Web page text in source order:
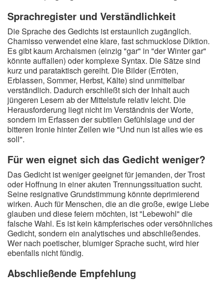
Sprachregister und Verständlichkeit
Die Sprache des Gedichts ist erstaunlich zugänglich.
Chamisso verwendet eine klare, fast schmucklose Diktion.
Es gibt kaum Archaismen (einzig "gar" in "der Winter gar"
könnte auffallen) oder komplexe Syntax. Die Sätze sind
kurz und parataktisch gereiht. Die Bilder (Erröten,
Erblassen, Sommer, Herbst, Kälte) sind unmittelbar
verständlich. Dadurch erschließt sich der Inhalt auch
jüngeren Lesern ab der Mittelstufe relativ leicht. Die
Herausforderung liegt nicht im Verständnis der Worte,
sondern im Erfassen der subtilen Gefühlslage und der
bitteren Ironie hinter Zeilen wie "Und nun ist alles wie es
soll".
Für wen eignet sich das Gedicht weniger?
Das Gedicht ist weniger geeignet für jemanden, der Trost
oder Hoffnung in einer akuten Trennungssituation sucht.
Seine resignative Grundstimmung könnte deprimierend
wirken. Auch für Menschen, die an die große, ewige Liebe
glauben und diese feiern möchten, ist "Lebewohl" die
falsche Wahl. Es ist kein kämpferisches oder versöhnliches
Gedicht, sondern ein analytisches und abschließendes.
Wer nach poetischer, blumiger Sprache sucht, wird hier
ebenfalls nicht fündig.
Abschließende Empfehlung